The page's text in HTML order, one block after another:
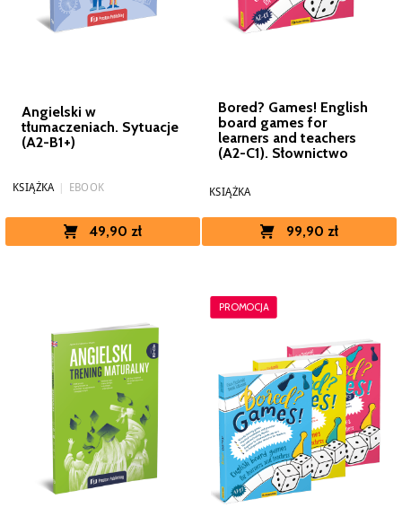
Angielski w
tłumaczeniach. Sytuacje
(A2-B1+)
KSIĄŻKA | EBOOK
49,90 zł
Bored? Games! English
board games for
learners and teachers
(A2-C1). Słownictwo
KSIĄŻKA
99,90 zł
PROMOCJA